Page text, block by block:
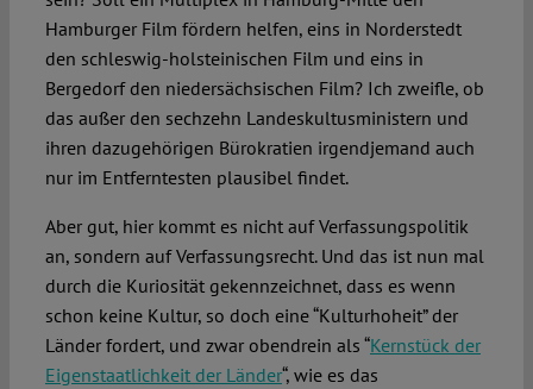
Hamburger Film fördern helfen, eins in Norderstedt
den schleswig-holsteinischen Film und eins in
Bergedorf den niedersächsischen Film? Ich zweifle, ob
das außer den sechzehn Landeskultusministern und
ihren dazugehörigen Bürokratien irgendjemand auch
nur im Entferntesten plausibel findet.
Aber gut, hier kommt es nicht auf Verfassungspolitik
an, sondern auf Verfassungsrecht. Und das ist nun mal
durch die Kuriosität gekennzeichnet, dass es wenn
schon keine Kultur, so doch eine “Kulturhoheit” der
Länder fordert, und zwar obendrein als “Kernstück der
Eigenstaatlichkeit der Länder“, wie es das